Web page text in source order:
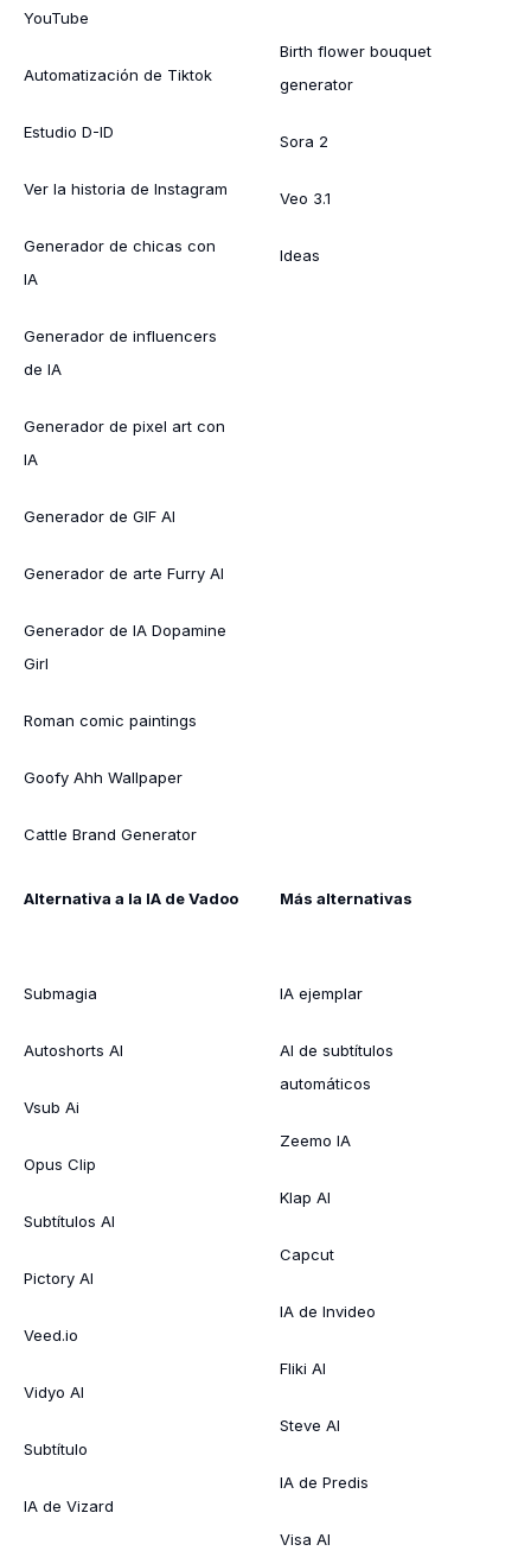
YouTube
Automatización de Tiktok
Estudio D-ID
Ver la historia de Instagram
Generador de chicas con
IA
Generador de influencers
de IA
Generador de pixel art con
IA
Generador de GIF AI
Generador de arte Furry AI
Generador de IA Dopamine
Girl
Roman comic paintings
Goofy Ahh Wallpaper
Cattle Brand Generator
Birth flower bouquet
generator
Sora 2
Veo 3.1
Ideas
Alternativa a la IA de Vadoo
Submagia
Autoshorts AI
Vsub Ai
Opus Clip
Subtítulos AI
Pictory AI
Veed.io
Vidyo AI
Subtítulo
IA de Vizard
Más alternativas
IA ejemplar
AI de subtítulos
automáticos
Zeemo IA
Klap AI
Capcut
IA de Invideo
Fliki AI
Steve AI
IA de Predis
Visa AI